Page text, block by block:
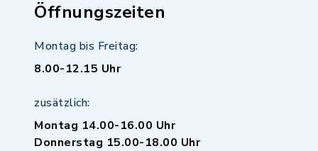
Öffnungszeiten
Montag bis Freitag:
8.00-12.15 Uhr
zusätzlich:
Montag 14.00-16.00 Uhr
Donnerstag 15.00-18.00 Uhr